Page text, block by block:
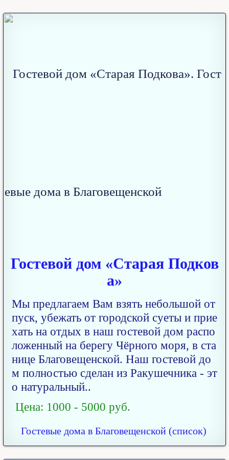
Гостевой дом «Старая Подков
а»
Мы предлагаем Вам взять небольшой от
пуск, убежать от городской суеты и прие
хать на отдых в наш гостевой дом распо
ложенный на берегу Чёрного моря, в ста
нице Благовещенской. Наш гостевой до
м полностью сделан из Ракушечника - эт
о натуральный..
Цена: 1000 - 5000 руб.
Гостевые дома в Благовещенской (список)